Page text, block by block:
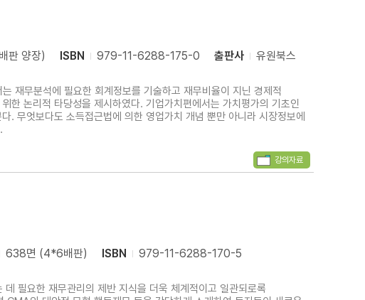
판 양장) ISBN 979-11-6288-175-0 출판사 유원북스
재무분석에 필요한 회계정보를 기술하고 재무비율이 지닌 경제적
한 논리적 타당성을 제시하였다. 기업가치편에서는 가치평가의 기초인
. 무엇보다도 소득접근법에 의한 영업가치 개념 뿐만 아니라 시장정보에
강의자료
638면 (4*6배판) ISBN
979-11-6288-170-5
필요한 재무관리의 제반 지식을 더욱 체계적이고 일관되로록